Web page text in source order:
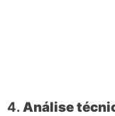
4.Análise